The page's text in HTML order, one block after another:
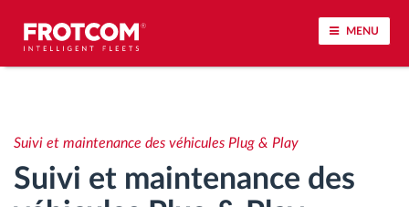
MENU
Analyse du comportement de conduite
Suivi et maintenance des véhicules Plug & Play
Suivi et maintenance des